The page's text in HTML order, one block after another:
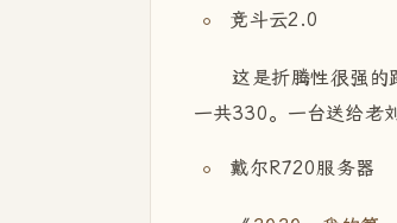
竞斗云2.0
这是折腾性很强的
一共330。一台送给老
戴尔R720服务器